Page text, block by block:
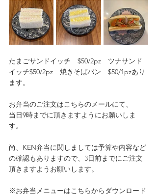
たまごサンドイッチ　$50/2pz　ツナサンド
イッチ$50/2pz　焼きそばパン　$50/1pzあり
ます。
お弁当のご注文はこちらのメールにて、
当日9時までに頂きますようにお願いしま
す。
尚、KEN弁当に関しましては予算や内容など
の確認もありますので、3日前までにご注文
頂きますようお願いします。
※お弁当メニューはこちらからダウンロード